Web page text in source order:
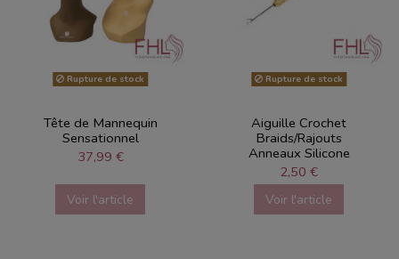
Rupture de stock
Tête de Mannequin
Sensationnel
37,99 €
Voir l'article
Rupture de stock
Aiguille Crochet
Braids/Rajouts
Anneaux Silicone
2,50 €
Voir l'article